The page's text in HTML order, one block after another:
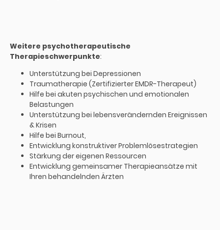
Weitere psychotherapeutische
Therapieschwerpunkte:
Unterstützung bei Depressionen
Traumatherapie (Zertifizierter EMDR-Therapeut)
Hilfe bei akuten psychischen und emotionalen
Belastungen
Unterstützung bei lebensverändernden Ereignissen
& Krisen
Hilfe bei Burnout,
Entwicklung konstruktiver Problemlösestrategien
Stärkung der eigenen Ressourcen
Entwicklung gemeinsamer Therapieansätze mit
Ihren behandelnden Ärzten